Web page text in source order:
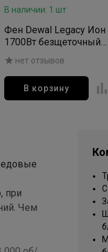
В наличии: 1 шт
Фен Dewal Legacy Ион
1700Вт безщеточный
(2нас) бордовы
нет отзывов
В корзину
при
Чем